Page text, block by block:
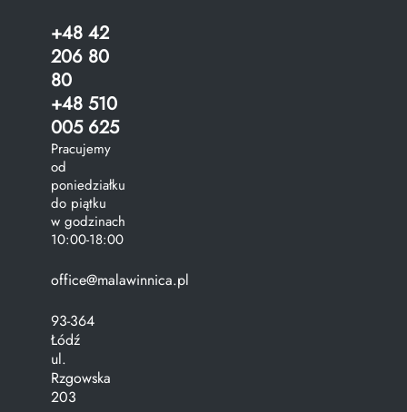
+48 42
206 80
80
+48 510
005 625
Pracujemy
od
poniedziałku
do piątku
w godzinach
10:00-18:00
office@malawinnica.pl
93-364
Łódź
ul.
Rzgowska
203